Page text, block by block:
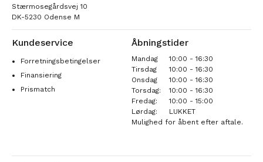
Stærmosegårdsvej 10
DK-5230 Odense M
Kundeservice
Forretningsbetingelser
Finansiering
Prismatch
Åbningstider
Mandag
10:00 - 16:30
Tirsdag
10:00 - 16:30
Onsdag
10:00 - 16:30
Torsdag:
10:00 - 16:30
Fredag:
10:00 - 15:00
Lørdag:
LUKKET
Mulighed for åbent efter aftale.